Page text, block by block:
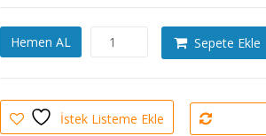
Hemen AL
TechnoSpray
Boru
adet
Sepete Ekle
İstek Listeme Ekle